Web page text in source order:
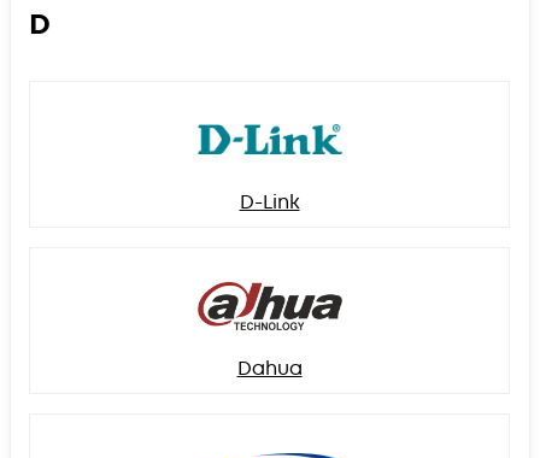
D
D-Link
Dahua